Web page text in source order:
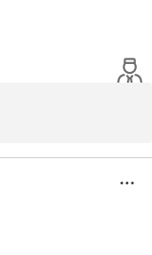
事をアンケートに書い
た ホテルの迅速な対応に
ざいます。またコメン
ご様子を大変嬉しく拝
ては、貴重なご意見と
もお客様のお声に素早
よう努めてまいりま
待ち申し上げておりま